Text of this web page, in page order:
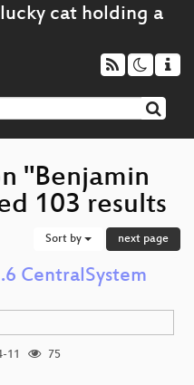
"Benjamin
103 results
Sort by next page
CentralSystem
11
75